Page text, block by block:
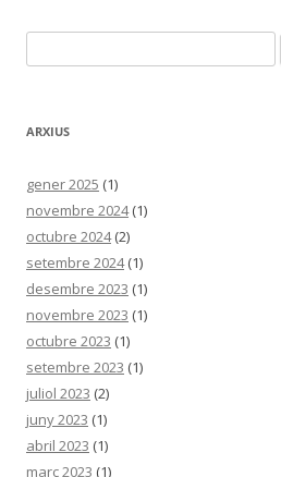
ARXIUS
gener 2025 (1)
novembre 2024(1)
octubre 2024(2)
setembre 2024(1)
desembre 2023 (1)
novembre 2023 (1)
octubre 2023 (1)
setembre 2023 (1)
juliol 2023 (2)
juny 2023 (1)
abril 2023 (1)
març 2023 (1)